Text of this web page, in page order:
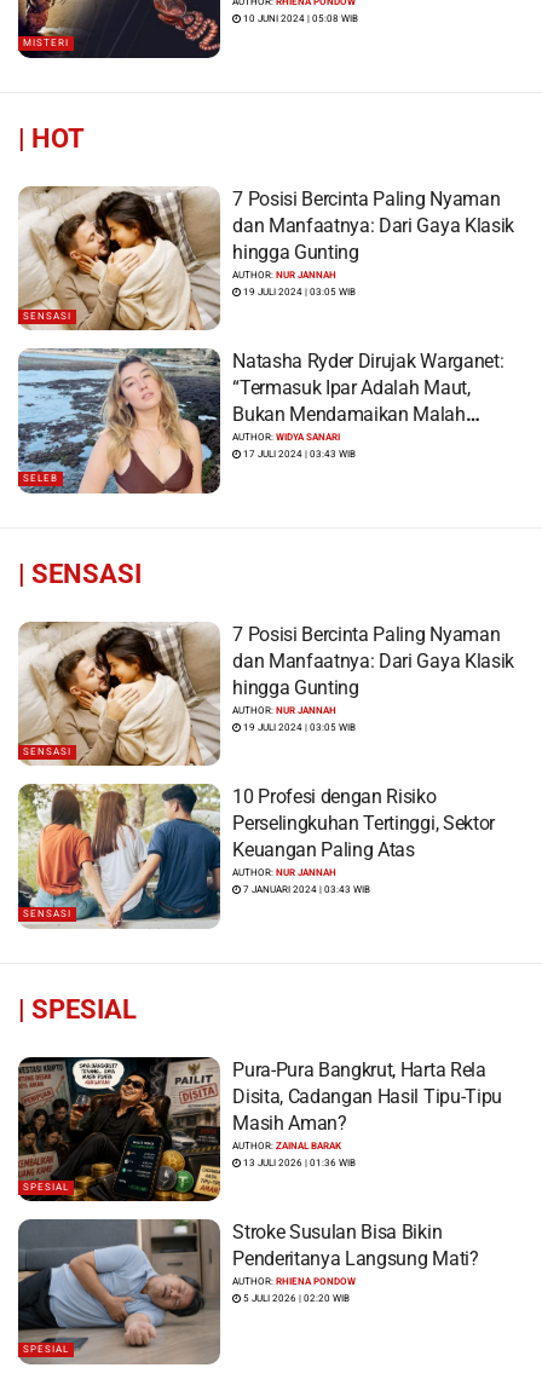
MISTERI
AUTHOR:RHIENA PONDOW
10 JUNI 2024 | 05:08 WIB
| HOT
SENSASI
7 Posisi Bercinta Paling Nyaman
dan Manfaatnya: Dari Gaya Klasik
hingga Gunting
AUTHOR:NUR JANNAH
19 JULI 2024 | 03:05 WIB
SELEB
Natasha Ryder Dirujak Warganet:
“Termasuk Ipar Adalah Maut,
Bukan Mendamaikan Malah
Menyiram Bensin”
AUTHOR:WIDYA SANARI
17 JULI 2024 | 03:43 WIB
| SENSASI
SENSASI
7 Posisi Bercinta Paling Nyaman
dan Manfaatnya: Dari Gaya Klasik
hingga Gunting
AUTHOR:NUR JANNAH
19 JULI 2024 | 03:05 WIB
SENSASI
10 Profesi dengan Risiko
Perselingkuhan Tertinggi, Sektor
Keuangan Paling Atas
AUTHOR:NUR JANNAH
7 JANUARI 2024 | 03:43 WIB
| SPESIAL
SPESIAL
Pura-Pura Bangkrut, Harta Rela
Disita, Cadangan Hasil Tipu-Tipu
Masih Aman?
AUTHOR:ZAINAL BARAK
13 JULI 2026 | 01:36 WIB
SPESIAL
Stroke Susulan Bisa Bikin
Penderitanya Langsung Mati?
AUTHOR:RHIENA PONDOW
5 JULI 2026 | 02:20 WIB